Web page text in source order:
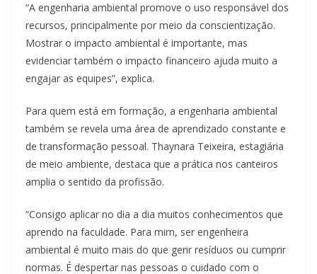
“A engenharia ambiental promove o uso responsável dos
recursos, principalmente por meio da conscientização.
Mostrar o impacto ambiental é importante, mas
evidenciar também o impacto financeiro ajuda muito a
engajar as equipes”, explica.
Para quem está em formação, a engenharia ambiental
também se revela uma área de aprendizado constante e
de transformação pessoal. Thaynara Teixeira, estagiária
de meio ambiente, destaca que a prática nos canteiros
amplia o sentido da profissão.
“Consigo aplicar no dia a dia muitos conhecimentos que
aprendo na faculdade. Para mim, ser engenheira
ambiental é muito mais do que gerir resíduos ou cumprir
normas. É despertar nas pessoas o cuidado com o